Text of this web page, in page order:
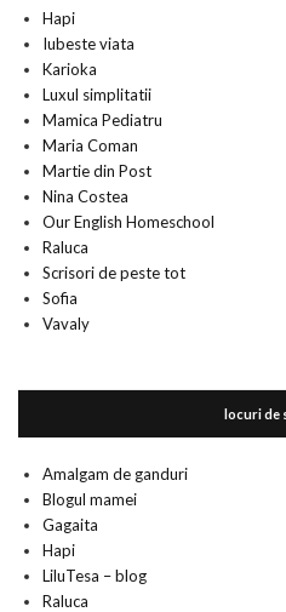
Hapi
Iubeste viata
Karioka
Luxul simplitatii
Mamica Pediatru
Maria Coman
Martie din Post
Nina Costea
Our English Homeschool
Raluca
Scrisori de peste tot
Sofia
Vavaly
locuri de
Amalgam de ganduri
Blogul mamei
Gagaita
Hapi
LiluTesa – blog
Raluca